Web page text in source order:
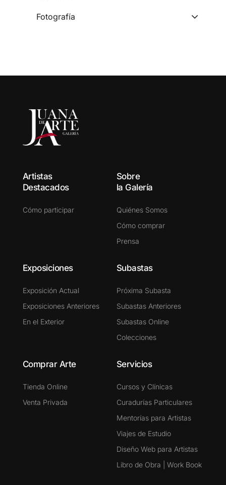
Fotografía
Artistas
Destacados
Cómo participar
Sobre
la Galería
Quiénes Somos
Cómo comprar
Prensa
Exposiciones
Exposición Actual
Exposiciones Anteriores
En el Exterior
Subastas
Próxima Subasta
Subastas Anteriores
Subastas Online
Colecciones
Comprar Arte
Tienda Online
Venta Privada
Servicios
Cursos y Clínicas
Curadurías Particulares
Mentorías para Artistas
Viajes de Estudio
Diseño Web para Artistas
Libro de Obra | Work Book